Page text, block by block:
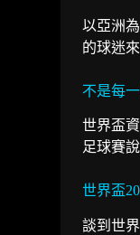
以亞洲
的球迷
不是每
世界盃
足球賽
世界盃
談到世